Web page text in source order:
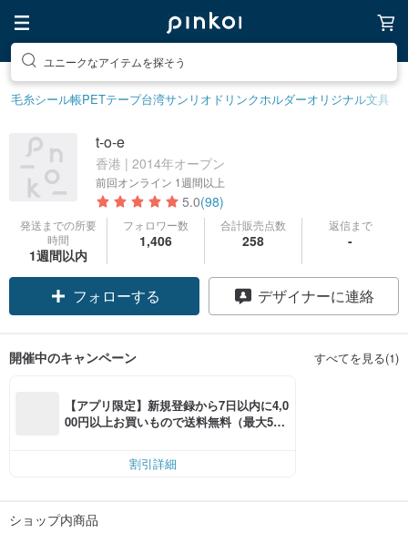
ユニークなアイテムを探そう
毛糸シール帳PETテープ台湾サンリオ ドリンクホルダーオリジナル文具
t-o-e
香港 | 2014年オープン
前回オンライン 1週間以上
5.0(98)
発送までの所要
時間
1週間以内
フォロワー数
1,406
合計販売点数
258
返信まで
-
フォローする デザイナーに連絡
開催中のキャンペーン すべてを見る(1)
【アプリ限定】新規登録から7日以内に4,0
00円以上お買いもので送料無料（最大500
割引詳細
ショップ内商品